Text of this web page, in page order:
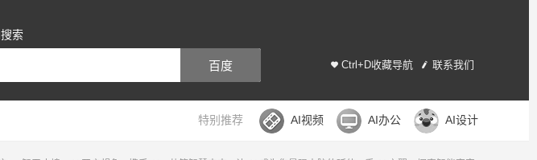
索
Ctrl+D收藏导航 联系我们
百度
特别推荐 AI视频 AI办公 AI设计